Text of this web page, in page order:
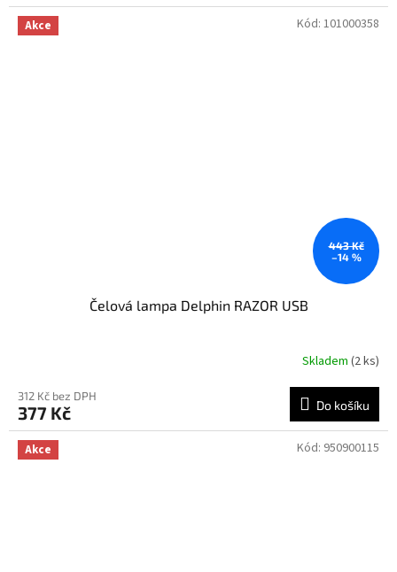
Akce
443 Kč
–14 %
Čelová lampa Delphin RAZOR USB
Skladem (2 ks)
312 Kč bez DPH
377 Kč Do košíku
Kód: 101000358
Akce Kód: 950900115